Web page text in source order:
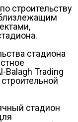
строительству
стадиона
Balagh Trading
стадион